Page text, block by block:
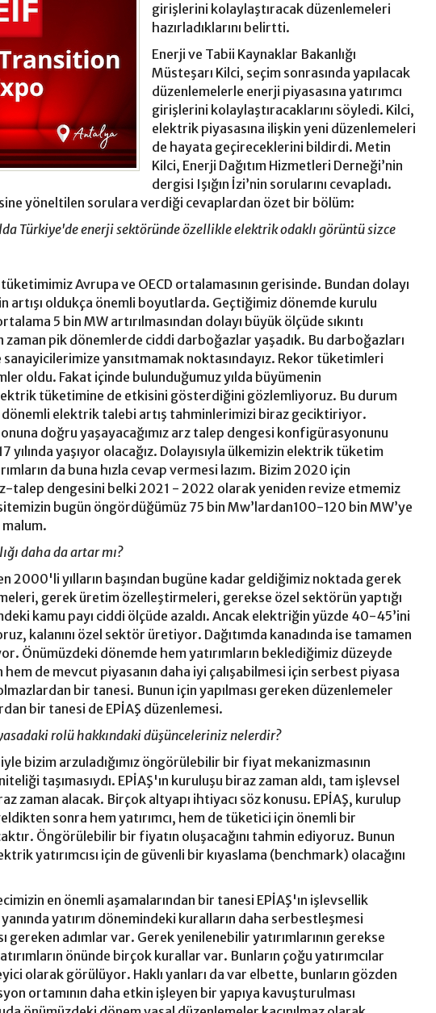
girişlerini kolaylaştıracak düzenlemeleri
hazırladıklarını belirtti.
Enerji ve Tabii Kaynaklar Bakanlığı
Müsteşarı Kilci, seçim sonrasında yapılacak
düzenlemelerle enerji piyasasına yatırımcı
girişlerini kolaylaştıracaklarını söyledi. Kilci,
elektrik piyasasına ilişkin yeni düzenlemeleri
de hayata geçireceklerini bildirdi. Metin
Kilci, Enerji Dağıtım Hizmetleri Derneği’nin
dergisi Işığın İzi’nin sorularını cevapladı.
yöneltilen sorulara verdiği cevaplardan özet bir bölüm:
Türkiye'de enerji sektöründe özellikle elektrik odaklı görüntü sizce
Avrupa ve OECD ortalamasının gerisinde. Bundan dolayı
artışı oldukça önemli boyutlarda. Geçtiğimiz dönemde kurulu
5 bin MW artırılmasından dolayı büyük ölçüde sıkıntı
zaman pik dönemlerde ciddi darboğazlar yaşadık. Bu darboğazları
yansıtmamak noktasındayız. Rekor tüketimleri
oldu. Fakat içinde bulunduğumuz yılda büyümenin
tüketimine de etkisini gösterdiğini gözlemliyoruz. Bu durum
dönemli elektrik talebi artış tahminlerimizi biraz geciktiriyor.
doğru yaşayacağımız arz talep dengesi konfigürasyonunu
yılında yaşıyor olacağız. Dolayısıyla ülkemizin elektrik tüketim
da buna hızla cevap vermesi lazım. Bizim 2020 için
talep dengesini belki 2021 - 2022 olarak yeniden revize etmemiz
bugün öngördüğümüz 75 bin Mw’lardan100-120 bin MW’ye
malum.
daha da artar mı?
2000'li yılların başından bugüne kadar geldiğimiz noktada gerek
gerek üretim özelleştirmeleri, gerekse özel sektörün yaptığı
kamu payı ciddi ölçüde azaldı. Ancak elektriğin yüzde 40-45’ini
kalanını özel sektör üretiyor. Dağıtımda kanadında ise tamamen
Önümüzdeki dönemde hem yatırımların beklediğimiz düzeyde
hem de mevcut piyasanın daha iyi çalışabilmesi için serbest piyasa
bir tanesi. Bunun için yapılması gereken düzenlemeler
bir tanesi de EPİAŞ düzenlemesi.
rolü hakkındaki düşünceleriniz nelerdir?
bizim arzuladığımız öngörülebilir bir fiyat mekanizmasının
taşımasıydı. EPİAŞ'ın kuruluşu biraz zaman aldı, tam işlevsel
zaman alacak. Birçok altyapı ihtiyacı söz konusu. EPİAŞ, kurulup
sonra hem yatırımcı, hem de tüketici için önemli bir
Öngörülebilir bir fiyatın oluşacağını tahmin ediyoruz. Bunun
yatırımcısı için de güvenli bir kıyaslama (benchmark) olacağını
en önemli aşamalarından bir tanesi EPİAŞ'ın işlevsellik
yanında yatırım dönemindeki kuralların daha serbestleşmesi
gereken adımlar var. Gerek yenilenebilir yatırımlarının gerekse
önünde birçok kurallar var. Bunların çoğu yatırımcılar
olarak görülüyor. Haklı yanları da var elbette, bunların gözden
ortamının daha etkin işleyen bir yapıya kavuşturulması